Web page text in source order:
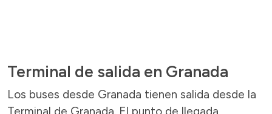
Terminal de salida en Granada
Los buses desde Granada tienen salida desde la
Terminal de Granada. El punto de llegada